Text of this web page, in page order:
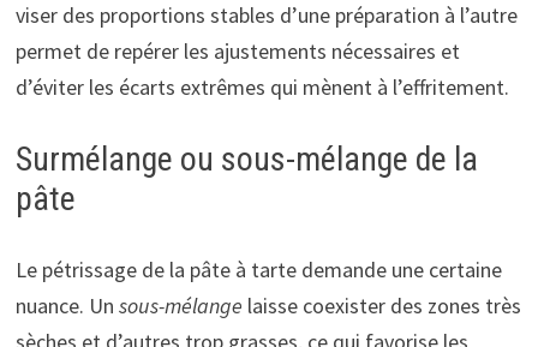
viser des proportions stables d’une préparation à l’autre
permet de repérer les ajustements nécessaires et
d’éviter les écarts extrêmes qui mènent à l’effritement.
Surmélange ou sous-mélange de la
pâte
Le pétrissage de la pâte à tarte demande une certaine
nuance. Un sous-mélange laisse coexister des zones très